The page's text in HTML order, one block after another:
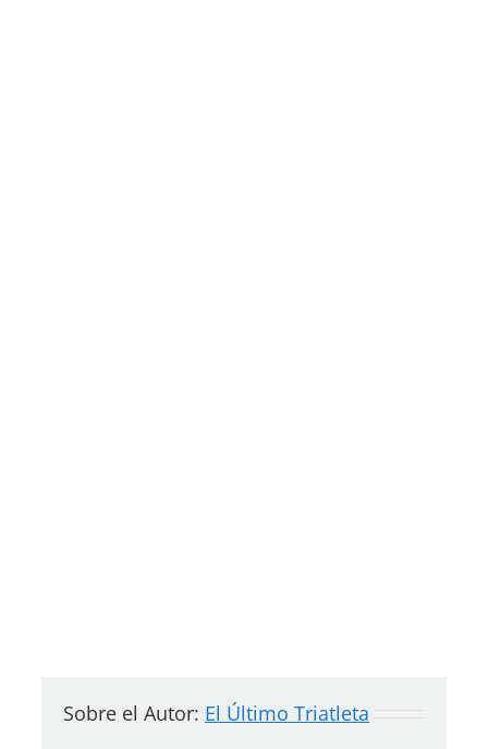
Sobre el Autor: El Último Triatleta